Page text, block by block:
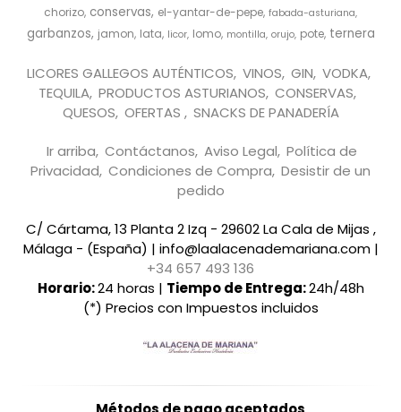
chorizo conservas el-yantar-de-pepe fabada-asturiana
garbanzos jamon lata licor lomo montilla orujo pote ternera
LICORES GALLEGOS AUTÉNTICOS VINOS GIN VODKA
TEQUILA PRODUCTOS ASTURIANOS CONSERVAS
QUESOS OFERTAS SNACKS DE PANADERÍA
Ir arriba Contáctanos Aviso Legal Política de
Privacidad Condiciones de Compra Desistir de un
pedido
C/ Cártama, 13 Planta 2 Izq - 29602 La Cala de Mijas ,
Málaga - (España) | info@laalacenademariana.com |
+34 657 493 136
Horario:24 horas | Tiempo de Entrega:24h/48h
(*) Precios con Impuestos incluidos